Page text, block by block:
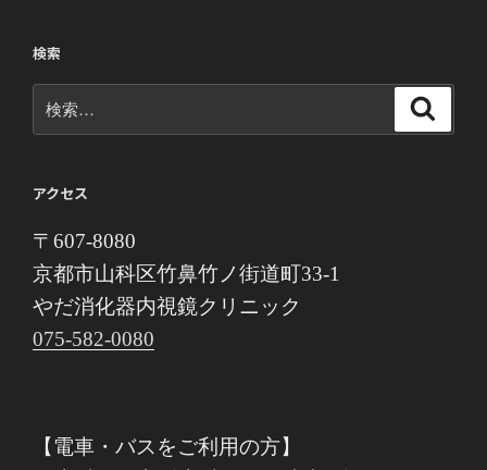
検索
索:
アクセス
〒607-8080
京都市山科区竹鼻竹ノ街道町33-1
やだ消化器内視鏡クリニック
075-582-0080
【電車・バスをご利用の方】